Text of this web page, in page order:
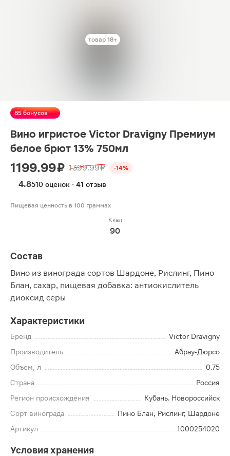
товар 18+
85 бонусов
Вино игристое Victor Dravigny Премиум
белое брют 13% 750мл
1199.99 ₽ 1399.99 ₽ -14%
4.8510 оценок · 41 отзыв
Пищевая ценность в 100 граммах
Ккал
90
Состав
Вино из винограда сортов Шардоне, Рислинг, Пино
Блан, сахар, пищевая добавка: антиокислитель
диоксид серы
Характеристики
Бренд
Victor Dravigny
Производитель
Абрау-Дюрсо
Объем, л
0.75
Страна
Россия
Регион происхождения
Кубань. Новороссийск
Сорт винограда
Пино Блан, Рислинг, Шардоне
Артикул
1000254020
Условия хранения